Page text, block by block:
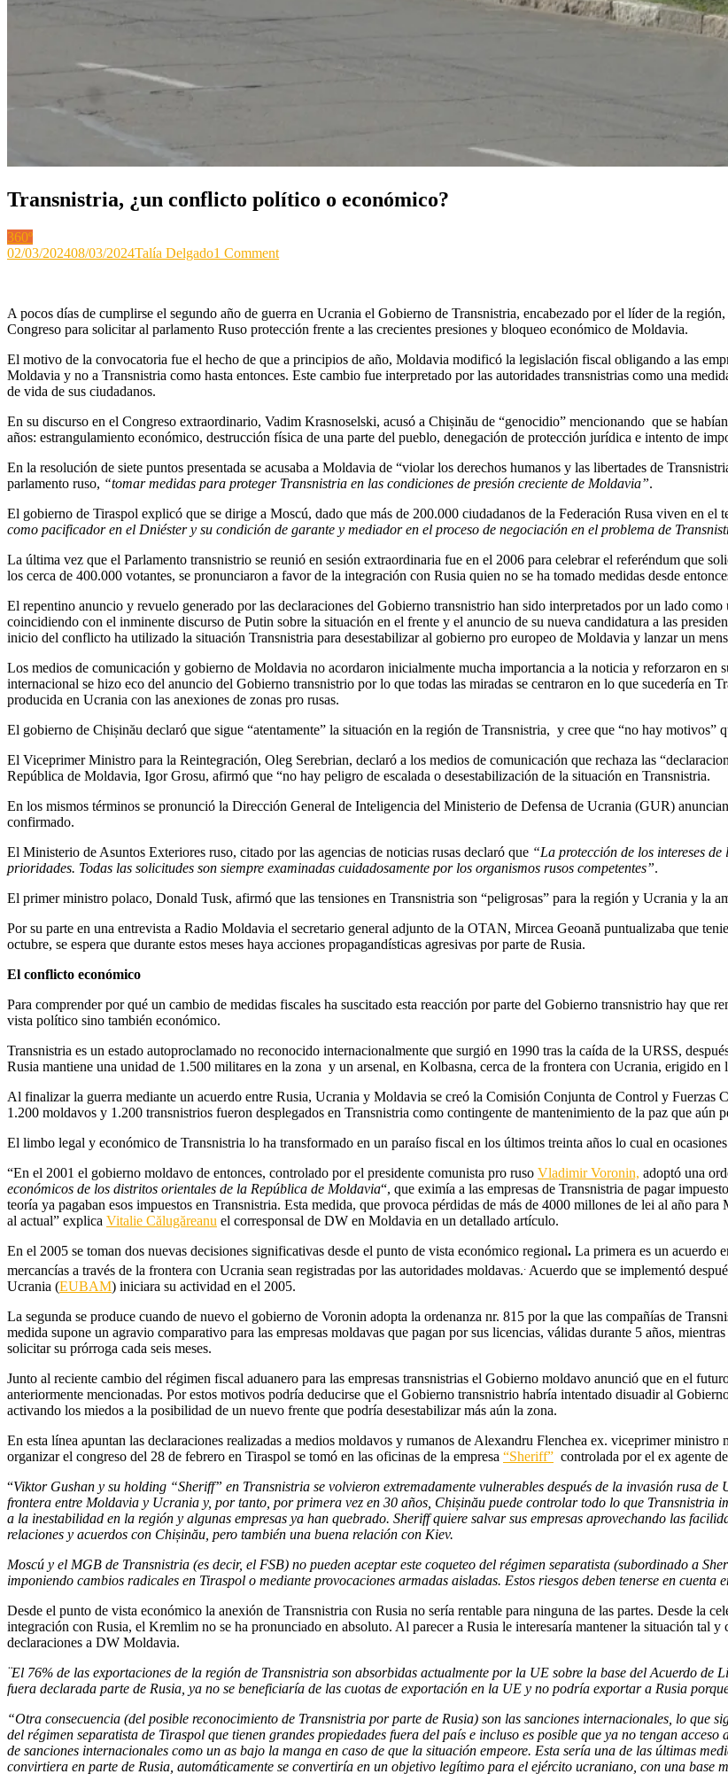
Transnistria, ¿un conflicto político o económico?
360º
02/03/202408/03/2024Talía Delgado1 Commenton
político
o
A pocos días de cumplirse el segundo año de guerra en Ucrania el Gobierno de Transnistria, encabezado por el líder de la región,
Congreso para solicitar al parlamento Ruso protección frente a las crecientes presiones y bloqueo económico de Moldavia.
El motivo de la convocatoria fue el hecho de que a principios de año, Moldavia modificó la legislación fiscal obligando a las
Moldavia y no a Transnistria como hasta entonces. Este cambio fue interpretado por las autoridades transnistrias como una
de vida de sus ciudadanos.
En su discurso en el Congreso extraordinario, Vadim Krasnoselski, acusó a Chișinău de “genocidio” mencionando que se
años: estrangulamiento económico, destrucción física de una parte del pueblo, denegación de protección jurídica e intento de
En la resolución de siete puntos presentada se acusaba a Moldavia de “violar los derechos humanos y las libertades de
parlamento ruso, “tomar medidas para proteger Transnistria en las condiciones de presión creciente de Moldavia”.
El gobierno de Tiraspol explicó que se dirige a Moscú, dado que más de 200.000 ciudadanos de la Federación Rusa viven en el
como pacificador en el Dniéster y su condición de garante y mediador en el proceso de negociación en el problema de
La última vez que el Parlamento transnistrio se reunió en sesión extraordinaria fue en el 2006 para celebrar el referéndum que
los cerca de 400.000 votantes, se pronunciaron a favor de la integración con Rusia quien no se ha tomado medidas desde
El repentino anuncio y revuelo generado por las declaraciones del Gobierno transnistrio han sido interpretados por un lado
coincidiendo con el inminente discurso de Putin sobre la situación en el frente y el anuncio de su nueva candidatura a las
inicio del conflicto ha utilizado la situación Transnistria para desestabilizar al gobierno pro europeo de Moldavia y lanzar un
Los medios de comunicación y gobierno de Moldavia no acordaron inicialmente mucha importancia a la noticia y reforzaron en
internacional se hizo eco del anuncio del Gobierno transnistrio por lo que todas las miradas se centraron en lo que sucedería en
producida en Ucrania con las anexiones de zonas pro rusas.
El gobierno de Chișinău declaró que sigue “atentamente” la situación en la región de Transnistria, y cree que “no hay motivos”
El Viceprimer Ministro para la Reintegración, Oleg Serebrian, declaró a los medios de comunicación que rechaza las
República de Moldavia, Igor Grosu, afirmó que “no hay peligro de escalada o desestabilización de la situación en Transnistria.
En los mismos términos se pronunció la Dirección General de Inteligencia del Ministerio de Defensa de Ucrania (GUR)
confirmado.
El Ministerio de Asuntos Exteriores ruso, citado por las agencias de noticias rusas declaró que “La protección de los intereses
prioridades. Todas las solicitudes son siempre examinadas cuidadosamente por los organismos rusos competentes”.
El primer ministro polaco, Donald Tusk, afirmó que las tensiones en Transnistria son “peligrosas” para la región y Ucrania y la
Por su parte en una entrevista a Radio Moldavia el secretario general adjunto de la OTAN, Mircea Geoană puntualizaba que
octubre, se espera que durante estos meses haya acciones propagandísticas agresivas por parte de Rusia.
El conflicto económico
Para comprender por qué un cambio de medidas fiscales ha suscitado esta reacción por parte del Gobierno transnistrio hay que
vista político sino también económico.
Transnistria es un estado autoproclamado no reconocido internacionalmente que surgió en 1990 tras la caída de la URSS,
Rusia mantiene una unidad de 1.500 militares en la zona y un arsenal, en Kolbasna, cerca de la frontera con Ucrania, erigido
Al finalizar la guerra mediante un acuerdo entre Rusia, Ucrania y Moldavia se creó la Comisión Conjunta de Control y Fuerzas
1.200 moldavos y 1.200 transnistrios fueron desplegados en Transnistria como contingente de mantenimiento de la paz que aún
El limbo legal y económico de Transnistria lo ha transformado en un paraíso fiscal en los últimos treinta años lo cual en
“En el 2001 el gobierno moldavo de entonces, controlado por el presidente comunista pro ruso Vladimir Voronin, adoptó una
económicos de los distritos orientales de la República de Moldavia“, que eximía a las empresas de Transnistria de pagar
teoría ya pagaban esos impuestos en Transnistria. Esta medida, que provoca pérdidas de más de 4000 millones de lei al año
al actual” explica Vitalie Călugăreanu el corresponsal de DW en Moldavia en un detallado artículo.
En el 2005 se toman dos nuevas decisiones significativas desde el punto de vista económico regional. La primera es un acuerdo
mercancías a través de la frontera con Ucrania sean registradas por las autoridades moldavas. Acuerdo que se implementó
Ucrania (EUBAM) iniciara su actividad en el 2005.
La segunda se produce cuando de nuevo el gobierno de Voronin adopta la ordenanza nr. 815 por la que las compañías de
medida supone un agravio comparativo para las empresas moldavas que pagan por sus licencias, válidas durante 5 años,
solicitar su prórroga cada seis meses.
Junto al reciente cambio del régimen fiscal aduanero para las empresas transnistrias el Gobierno moldavo anunció que en el
anteriormente mencionadas. Por estos motivos podría deducirse que el Gobierno transnistrio habría intentado disuadir al
activando los miedos a la posibilidad de un nuevo frente que podría desestabilizar más aún la zona.
En esta línea apuntan las declaraciones realizadas a medios moldavos y rumanos de Alexandru Flenchea ex. viceprimer
organizar el congreso del 28 de febrero en Tiraspol se tomó en las oficinas de la empresa “Sheriff” controlada por el ex agente
“Viktor Gushan y su holding “Sheriff” en Transnistria se volvieron extremadamente vulnerables después de la invasión rusa
frontera entre Moldavia y Ucrania y, por tanto, por primera vez en 30 años, Chișinău puede controlar todo lo que Transnistria
a la inestabilidad en la región y algunas empresas ya han quebrado. Sheriff quiere salvar sus empresas aprovechando las
relaciones y acuerdos con Chișinău, pero también una buena relación con Kiev.
Moscú y el MGB de Transnistria (es decir, el FSB) no pueden aceptar este coqueteo del régimen separatista (subordinado a
imponiendo cambios radicales en Tiraspol o mediante provocaciones armadas aisladas. Estos riesgos deben tenerse en cuenta
Desde el punto de vista económico la anexión de Transnistria con Rusia no sería rentable para ninguna de las partes. Desde la
integración con Rusia, el Kremlim no se ha pronunciado en absoluto. Al parecer a Rusia le interesaría mantener la situación tal
declaraciones a DW Moldavia.
¨El 76% de las exportaciones de la región de Transnistria son absorbidas actualmente por la UE sobre la base del Acuerdo
fuera declarada parte de Rusia, ya no se beneficiaría de las cuotas de exportación en la UE y no podría exportar a Rusia
“Otra consecuencia (del posible reconocimiento de Transnistria por parte de Rusia) son las sanciones internacionales, lo que
del régimen separatista de Tiraspol que tienen grandes propiedades fuera del país e incluso es posible que ya no tengan
de sanciones internacionales como un as bajo la manga en caso de que la situación empeore. Esta sería una de las últimas
convirtiera en parte de Rusia, automáticamente se convertiría en un objetivo legítimo para el ejército ucraniano, con una base